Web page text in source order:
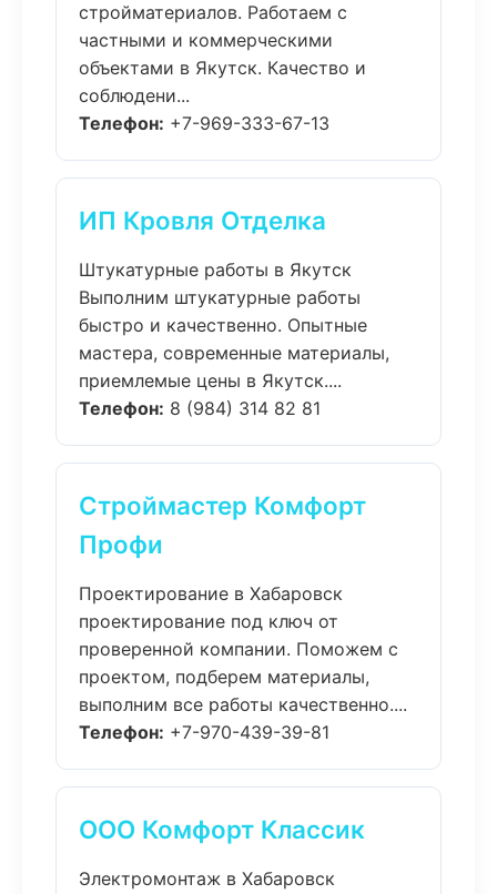
стройматериалов. Работаем с
частными и коммерческими
объектами в Якутск. Качество и
соблюдени...
Телефон: +7-969-333-67-13
ИП Кровля Отделка
Штукатурные работы в Якутск
Выполним штукатурные работы
быстро и качественно. Опытные
мастера, современные материалы,
приемлемые цены в Якутск....
Телефон: 8 (984) 314 82 81
Строймастер Комфорт
Профи
Проектирование в Хабаровск
проектирование под ключ от
проверенной компании. Поможем с
проектом, подберем материалы,
выполним все работы качественно....
Телефон: +7-970-439-39-81
ООО Комфорт Классик
Электромонтаж в Хабаровск